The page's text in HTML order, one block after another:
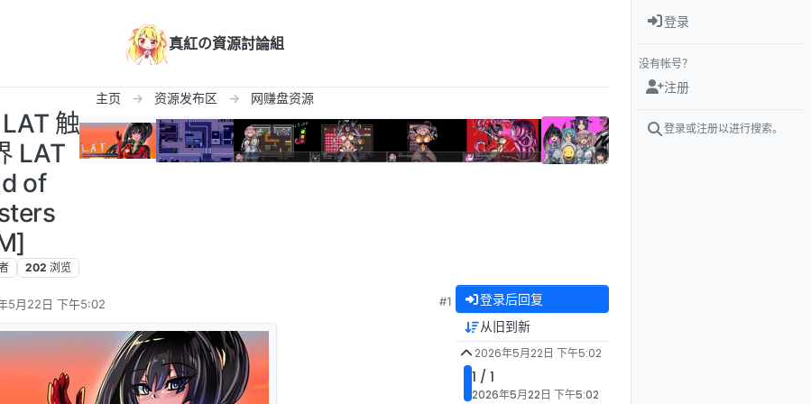
真紅の資源討論組
主页 资源发布区 网赚盘资源
触
LAT
of
202 浏览
5月22日 下午5:02 #1 登录后回复
从旧到新
2026年5月22日 下午5:02
1 / 1
2026年5月22日 下午5:02
登录
没有帐号？
注册
登录或注册以进行搜索。